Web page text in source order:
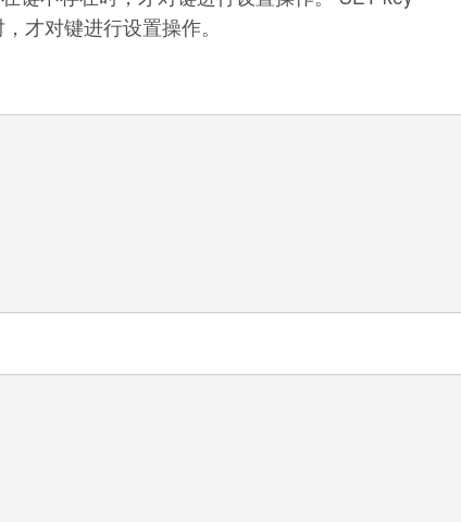
才对键进行设置操作。